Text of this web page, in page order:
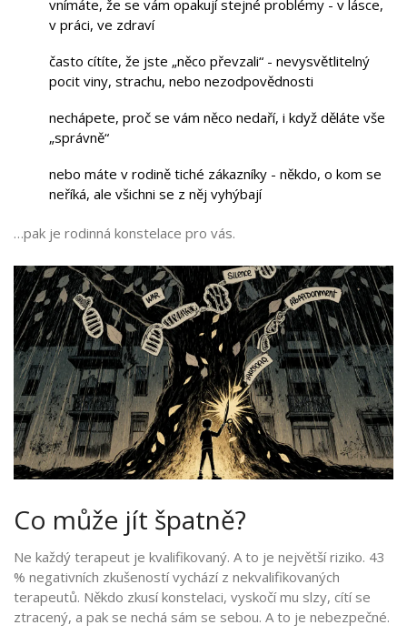
vnímáte, že se vám opakují stejné problémy - v lásce,
v práci, ve zdraví
často cítíte, že jste „něco převzali“ - nevysvětlitelný
pocit viny, strachu, nebo nezodpovědnosti
nechápete, proč se vám něco nedaří, i když děláte vše
„správně“
nebo máte v rodině tiché zákazníky - někdo, o kom se
neříká, ale všichni se z něj vyhýbají
…pak je rodinná konstelace pro vás.
Co může jít špatně?
Ne každý terapeut je kvalifikovaný. A to je největší riziko. 43
% negativních zkušeností vychází z nekvalifikovaných
terapeutů. Někdo zkusí konstelaci, vyskočí mu slzy, cítí se
ztracený, a pak se nechá sám se sebou. A to je nebezpečné.